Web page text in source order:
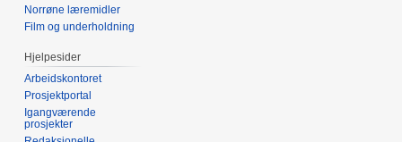
Norrøne læremidler
Film og underholdning
Hjelpesider
Arbeidskontoret
Prosjektportal
Igangværende
prosjekter